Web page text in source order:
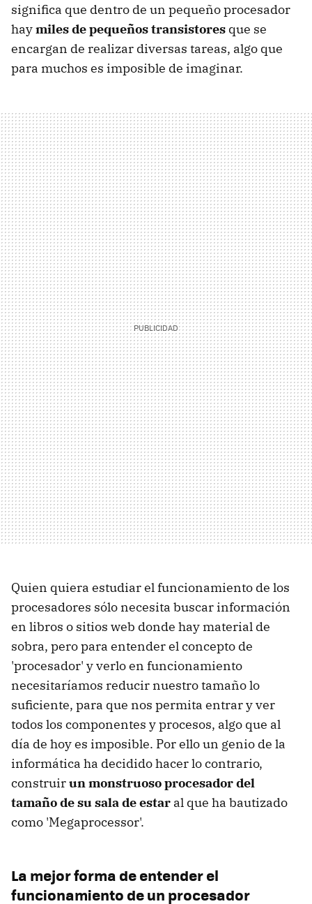
significa que dentro de un pequeño procesador
haymiles de pequeños transistores que se
encargan de realizar diversas tareas, algo que
para muchos es imposible de imaginar.
Quien quiera estudiar el funcionamiento de los
procesadores sólo necesita buscar información
en libros o sitios web donde hay material de
sobra, pero para entender el concepto de
'procesador' y verlo en funcionamiento
necesitaríamos reducir nuestro tamaño lo
suficiente, para que nos permita entrar y ver
todos los componentes y procesos, algo que al
día de hoy es imposible. Por ello un genio de la
informática ha decidido hacer lo contrario,
construirun monstruoso procesador del
tamaño de su sala de estar al que ha bautizado
como 'Megaprocessor'.
La mejor forma de entender el
funcionamiento de un procesador